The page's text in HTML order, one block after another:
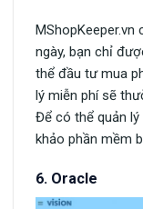
ngày, bạn chỉ
thể đầu tư mua
lý miễn phí sẽ
Để có thể quản lý
khảo phần mềm
6. Oracle